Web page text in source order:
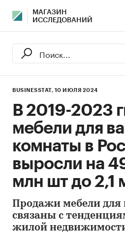
МАГАЗИН
ИССЛЕДОВАНИЙ
BUSINESSTAT, 10 ИЮЛЯ 2024
В 2019-2023
мебели для
комнаты в
выросли на
млн шт до 2,1
Продажи мебели для
связаны с
жилой